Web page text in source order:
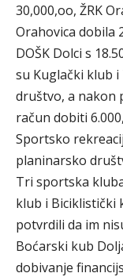
30,000,oo, ŽRK
Orahovica dobila
DOŠK Dolci s
su Kuglački klub
društvo, a nakon
račun dobiti
Sportsko
planinarsko
Tri sportska
klub i Biciklistički
potvrdili da im
Boćarski kub
dobivanje